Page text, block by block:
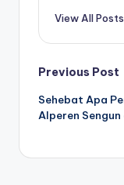
View All Posts
Post
Previous Post
Sehebat Apa
Alperen Sengun